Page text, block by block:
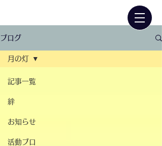
ブログ
記事一覧
絆
お知らせ
活動ブロ
月の灯